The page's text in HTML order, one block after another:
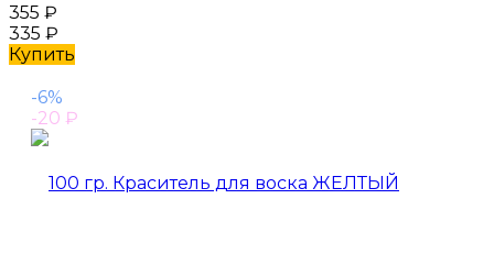
355 ₽
335 ₽
Купить
-6%
-20 ₽